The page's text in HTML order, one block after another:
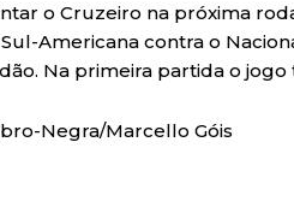
o Cruzeiro na próxima
Americana contra o
Na primeira partida o
Negra/Marcello Góis